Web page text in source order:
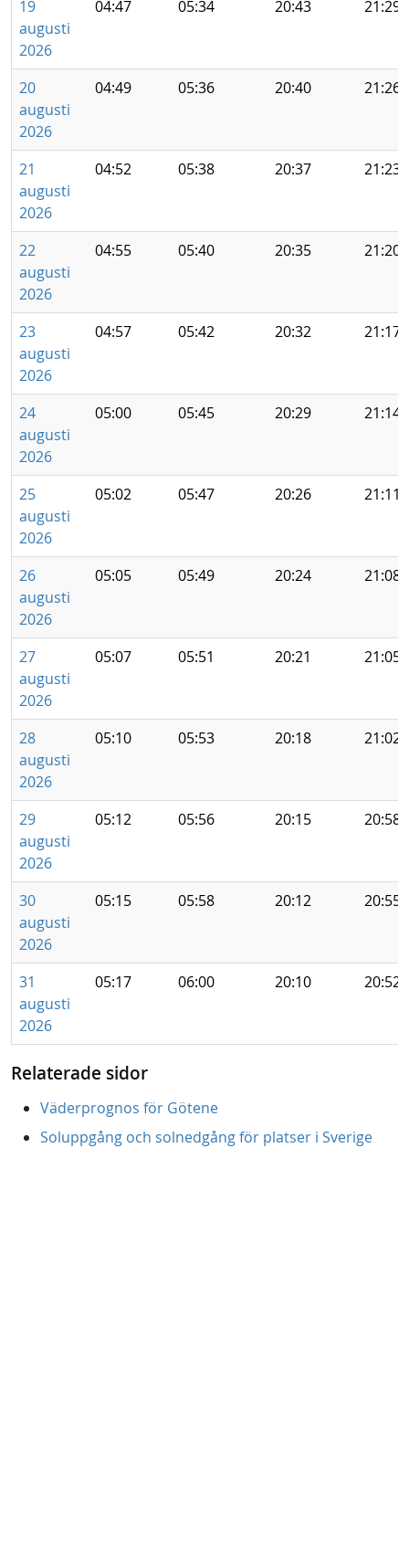
19
augusti
2026
04:47 05:34 20:43 21:29
20
augusti
2026
04:49 05:36 20:40 21:26
21
augusti
2026
04:52 05:38 20:37 21:23
22
augusti
2026
04:55 05:40 20:35 21:20
23
augusti
2026
04:57 05:42 20:32 21:17
24
augusti
2026
05:00 05:45 20:29 21:14
25
augusti
2026
05:02 05:47 20:26 21:11
26
augusti
2026
05:05 05:49 20:24 21:08
27
augusti
2026
05:07 05:51 20:21 21:05
28
augusti
2026
05:10 05:53 20:18 21:02
29
augusti
2026
05:12 05:56 20:15 20:58
30
augusti
2026
05:15 05:58 20:12 20:55
31
augusti
2026
05:17 06:00 20:10 20:52
Relaterade sidor
Väderprognos för Götene
Soluppgång och solnedgång för platser i Sverige